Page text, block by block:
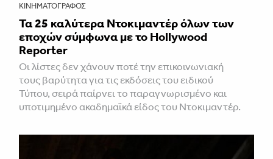
ΚΙΝΗΜΑΤΟΓΡΆΦΟΣ
Τα 25 καλύτερα Ντοκιμαντέρ όλων των
εποχών σύμφωνα με το Hollywood
Reporter
Οι λίστες δεν χάνουν ποτέ την επικοινωνιακή
τους βαρύτητα για τις εκδόσεις του ειδικού
Τύπου, σειρά παίρνει το παραγνωρισμένο και
υποτιμημένο ακαδημαϊκά είδος του Ντοκιμαντέρ.